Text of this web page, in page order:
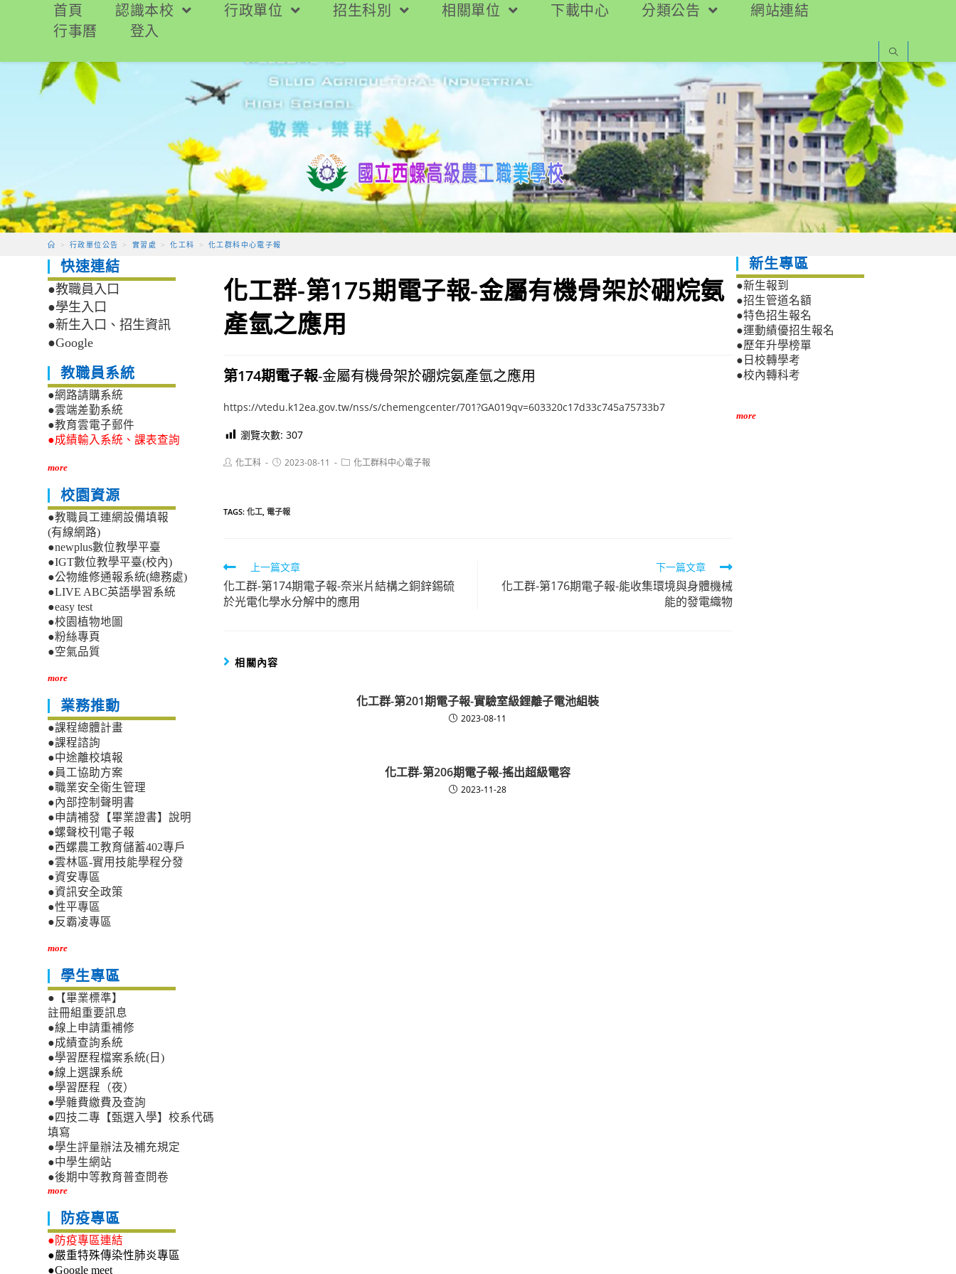
要
首頁 認識本校 行政單位 招生科別 相關單位 下載中心 分類公告
網站連結
行事曆
登入
> 行政單位公告 > 實習處 > 化工科 > 化工群科中心電子報
化工群-第175期電子報-金屬有機骨架於硼烷氨
產氫之應用
第174期電子報-金屬有機骨架於硼烷氨產氫之應用
https://vtedu.k12ea.gov.tw/nss/s/chemengcenter/701?GA019qv=603320c17d33c745a75733b7
瀏覽次數: 307
Post化工科
Post2023-08-11
Post化工群科中心電子報
TAGS:化工 電子報
Read
more
articles
上一篇文章
化工群-第174期電子報-奈米片結構之銅鋅錫硫
於光電化學水分解中的應用
下一篇文章
化工群-第176期電子報-能收集環境與身體機械
能的發電織物
相關內容
化工群-第201期電子報-實驗室級鋰離子電池組裝
2023-08-11
化工群-第206期電子報-搖出超級電容
2023-11-28
快速連結
●教職員入口
●學生入口
●新生入口、招生資訊
●Google
教職員系統
●網路請購系統
●雲端差勤系統
●教育雲電子郵件
●成績輸入系統、課表查詢
more
校園資源
●教職員工連網設備填報
(有線網路)
●newplus數位教學平臺
●IGT數位教學平臺(校內)
●公物維修通報系統(總務處)
●LIVE ABC英語學習系統
●easy test
●校園植物地圖
●粉絲專頁
●空氣品質
more
業務推動
●課程總體計畫
●課程諮詢
●中途離校填報
●員工協助方案
●職業安全衛生管理
●內部控制聲明書
●申請補發【畢業證書】說明
●螺聲校刊電子報
●西螺農工教育儲蓄402專戶
●雲林區-實用技能學程分發
●資安專區
●資訊安全政策
●性平專區
●反霸凌專區
more
學生專區
●【畢業標準】
註冊組重要訊息
●線上申請重補修
●成績查詢系統
●學習歷程檔案系統(日)
●線上選課系統
●學習歷程（夜）
●學雜費繳費及查詢
●四技二專【甄選入學】校系代碼
填寫
●學生評量辦法及補充規定
●中學生網站
●後期中等教育普查問卷
more
防疫專區
●防疫專區連結
●嚴重特殊傳染性肺炎專區
●Google meet
新生專區
●新生報到
●招生管道名額
●特色招生報名
●運動績優招生報名
●歷年升學榜單
●日校轉學考
●校內轉科考
more